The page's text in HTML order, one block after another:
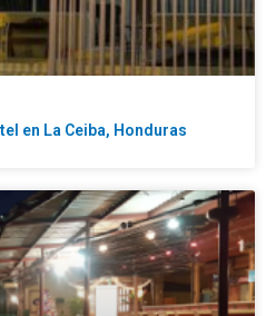
en La Ceiba, Honduras